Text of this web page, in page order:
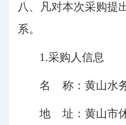
八、凡对本次采购提
系。
1.采购人信息
名 称： 黄山水
地 址： 黄山市